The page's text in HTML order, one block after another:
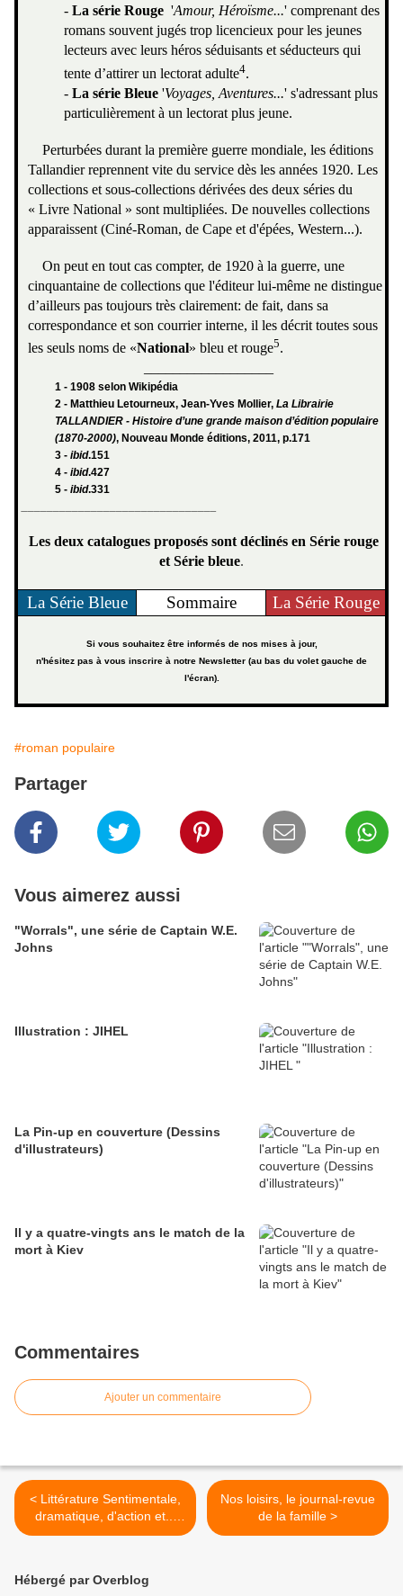
- La série Rouge 'Amour, Héroïsme...' comprenant des
romans souvent jugés trop licencieux pour les jeunes
lecteurs avec leurs héros séduisants et séducteurs qui
tente d’attirer un lectorat adulte4.
- La série Bleue 'Voyages, Aventures...' s'adressant plus
particulièrement à un lectorat plus jeune.
Perturbées durant la première guerre mondiale, les éditions
Tallandier reprennent vite du service dès les années 1920. Les
collections et sous-collections dérivées des deux séries du
« Livre National » sont multipliées. De nouvelles collections
apparaissent (Ciné-Roman, de Cape et d'épées, Western...).
On peut en tout cas compter, de 1920 à la guerre, une
cinquantaine de collections que l'éditeur lui-même ne distingue
d’ailleurs pas toujours très clairement: de fait, dans sa
correspondance et son courrier interne, il les décrit toutes sous
les seuls noms de «National» bleu et rouge5.
1 - 1908 selon Wikipédia
2 - Matthieu Letourneux, Jean-Yves Mollier, La Librairie
TALLANDIER - Histoire d’une grande maison d’édition populaire
(1870-2000), Nouveau Monde éditions, 2011, p.171
3 - ibid.151
4 - ibid.427
5 - ibid.331
Les deux catalogues proposés sont déclinés en Série rouge
et Série bleue.
La Série Bleue Sommaire La Série Rouge
Si vous souhaitez être informés de nos mises à jour,
n'hésitez pas à vous inscrire à notre Newsletter (au bas du volet gauche de
l'écran).
#roman populaire
Partager
Vous aimerez aussi
"Worrals", une série de Captain W.E.
Johns
Illustration : JIHEL
La Pin-up en couverture (Dessins
d'illustrateurs)
Il y a quatre-vingts ans le match de la
mort à Kiev
Commentaires
Ajouter un commentaire
< Littérature Sentimentale,
dramatique, d'action et...
humoristique vers 1900
Nos loisirs, le journal-revue
de la famille >
Hébergé par Overblog